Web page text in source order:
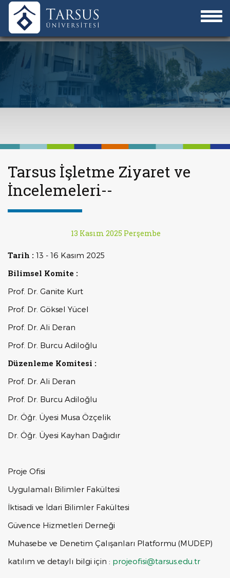
Tarsus İşletme Ziyaret ve
İncelemeleri--
13 Kasım 2025 Perşembe
Tarih : 13 - 16 Kasım 2025
Bilimsel Komite :
Prof. Dr. Ganite Kurt
Prof. Dr. Göksel Yücel
Prof. Dr. Ali Deran
Prof. Dr. Burcu Adiloğlu
Düzenleme Komitesi :
Prof. Dr. Ali Deran
Prof. Dr. Burcu Adiloğlu
Dr. Öğr. Üyesi Musa Özçelik
Dr. Öğr. Üyesi Kayhan Dağıdır
Proje Ofisi
Uygulamalı Bilimler Fakültesi
İktisadi ve İdari Bilimler Fakültesi
Güvence Hizmetleri Derneği
Muhasebe ve Denetim Çalışanları Platformu (MUDEP)
katılım ve detaylı bilgi için : projeofisi@tarsus.edu.tr